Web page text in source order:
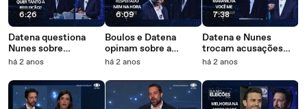
6:26
Datena questiona
Nunes sobre
propostas de governo
há 2 anos
6:09
Boulos e Datena
opinam sobre a
privatização dos
Paulo
há 2 anos
7:38
Datena e Nunes
trocam acusações
durante debate
há 2 anos